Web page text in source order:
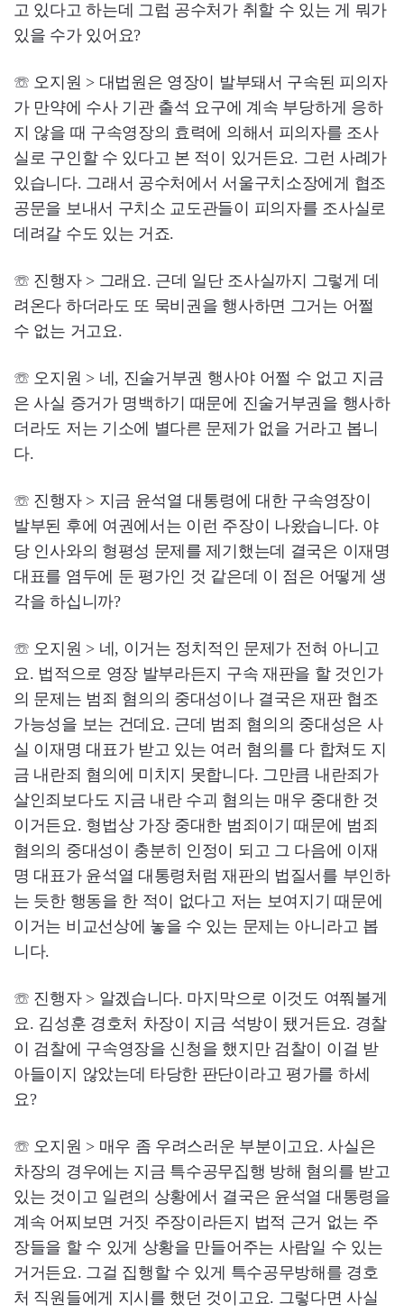
고 있다고 하는데 그럼 공수처가 취할 수 있는 게 뭐가
있을 수가 있어요?
☏ 오지원 > 대법원은 영장이 발부돼서 구속된 피의자
가 만약에 수사 기관 출석 요구에 계속 부당하게 응하
지 않을 때 구속영장의 효력에 의해서 피의자를 조사
실로 구인할 수 있다고 본 적이 있거든요. 그런 사례가
있습니다. 그래서 공수처에서 서울구치소장에게 협조
공문을 보내서 구치소 교도관들이 피의자를 조사실로
데려갈 수도 있는 거죠.
☏ 진행자 > 그래요. 근데 일단 조사실까지 그렇게 데
려온다 하더라도 또 묵비권을 행사하면 그거는 어쩔
수 없는 거고요.
☏ 오지원 > 네, 진술거부권 행사야 어쩔 수 없고 지금
은 사실 증거가 명백하기 때문에 진술거부권을 행사하
더라도 저는 기소에 별다른 문제가 없을 거라고 봅니
다.
☏ 진행자 > 지금 윤석열 대통령에 대한 구속영장이
발부된 후에 여권에서는 이런 주장이 나왔습니다. 야
당 인사와의 형평성 문제를 제기했는데 결국은 이재명
대표를 염두에 둔 평가인 것 같은데 이 점은 어떻게 생
각을 하십니까?
☏ 오지원 > 네, 이거는 정치적인 문제가 전혀 아니고
요. 법적으로 영장 발부라든지 구속 재판을 할 것인가
의 문제는 범죄 혐의의 중대성이나 결국은 재판 협조
가능성을 보는 건데요. 근데 범죄 혐의의 중대성은 사
실 이재명 대표가 받고 있는 여러 혐의를 다 합쳐도 지
금 내란죄 혐의에 미치지 못합니다. 그만큼 내란죄가
살인죄보다도 지금 내란 수괴 혐의는 매우 중대한 것
이거든요. 형법상 가장 중대한 범죄이기 때문에 범죄
혐의의 중대성이 충분히 인정이 되고 그 다음에 이재
명 대표가 윤석열 대통령처럼 재판의 법질서를 부인하
는 듯한 행동을 한 적이 없다고 저는 보여지기 때문에
이거는 비교선상에 놓을 수 있는 문제는 아니라고 봅
니다.
☏ 진행자 > 알겠습니다. 마지막으로 이것도 여쭤볼게
요. 김성훈 경호처 차장이 지금 석방이 됐거든요. 경찰
이 검찰에 구속영장을 신청을 했지만 검찰이 이걸 받
아들이지 않았는데 타당한 판단이라고 평가를 하세
요?
☏ 오지원 > 매우 좀 우려스러운 부분이고요. 사실은
차장의 경우에는 지금 특수공무집행 방해 혐의를 받고
있는 것이고 일련의 상황에서 결국은 윤석열 대통령을
계속 어찌보면 거짓 주장이라든지 법적 근거 없는 주
장들을 할 수 있게 상황을 만들어주는 사람일 수 있는
거거든요. 그걸 집행할 수 있게 특수공무방해를 경호
처 직원들에게 지시를 했던 것이고요. 그렇다면 사실